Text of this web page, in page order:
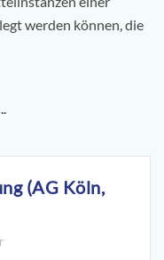
werden können, die
(AG Köln,